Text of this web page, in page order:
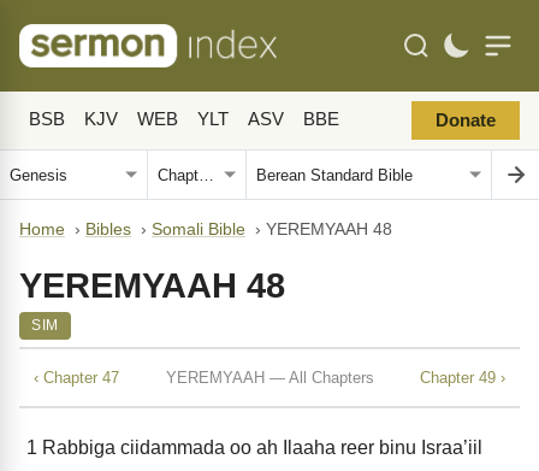
BSB KJV WEB YLT ASV BBE Donate
Home › Bibles › Somali Bible › YEREMYAAH 48
YEREMYAAH 48
SIM
‹ Chapter 47 YEREMYAAH — All Chapters Chapter 49 ›
1 Rabbiga ciidammada oo ah Ilaaha reer binu Israa’iil